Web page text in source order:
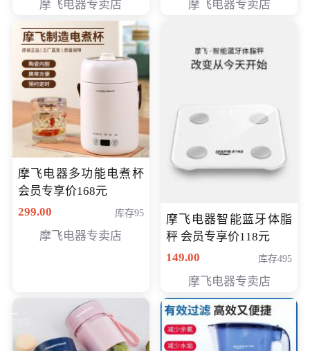
摩飞电器专卖店 摩飞电器专卖店
摩飞电器多功能电煮杯
会员专享价168元
299.00
库存95
摩飞电器专卖店
摩飞电器智能蓝牙体脂
秤 会员专享价118元
149.00
库存495
摩飞电器专卖店